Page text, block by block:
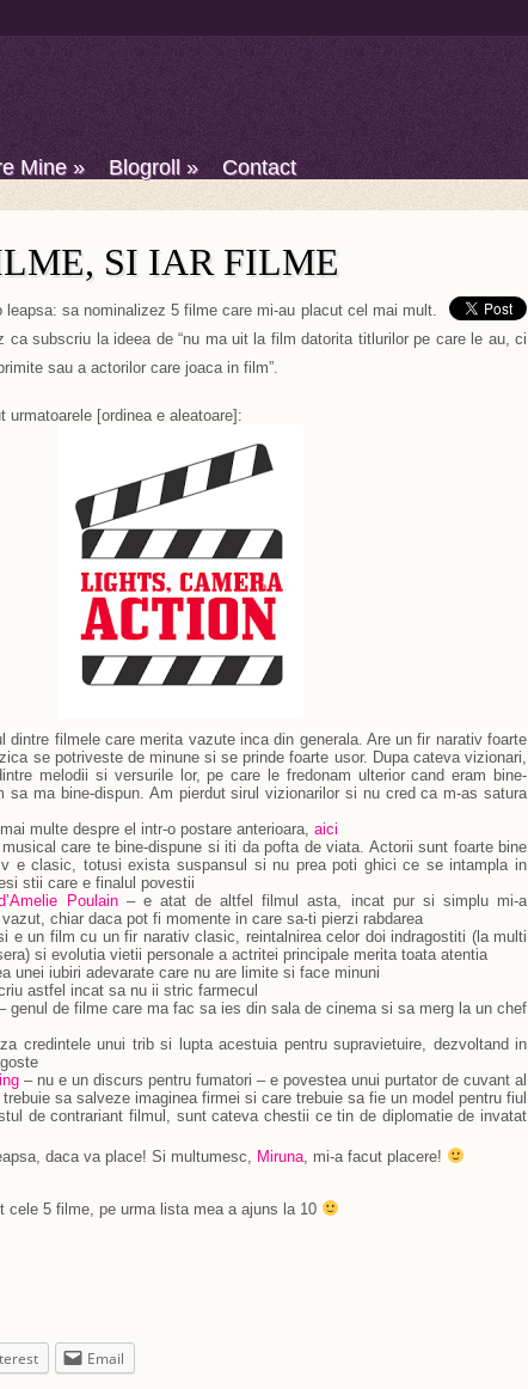
Mine» Blogroll » Contact
SI IAR FILME
sa nominalizez 5 filme care mi-au placut cel mai mult.
ca subscriu la ideea de “nu ma uit la film datorita titlurilor pe care le au, ci
sau a actorilor care joaca in film”.
urmatoarele [ordinea e aleatoare]:
dintre filmele care merita vazute inca din generala. Are un fir narativ foarte
se potriveste de minune si se prinde foarte usor. Dupa cateva vizionari,
melodii si versurile lor, pe care le fredonam ulterior cand eram bine-
sa ma bine-dispun. Am pierdut sirul vizionarilor si nu cred ca m-as satura
multe despre el intr-o postare anterioara, aici
care te bine-dispune si iti da pofta de viata. Actorii sunt foarte bine
e clasic, totusi exista suspansul si nu prea poti ghici ce se intampla in
stii care e finalul povestii
Poulain– e atat de altfel filmul asta, incat pur si simplu mi-a
chiar daca pot fi momente in care sa-ti pierzi rabdarea
e un film cu un fir narativ clasic, reintalnirea celor doi indragostiti (la multi
si evolutia vietii personale a actritei principale merita toata atentia
unei iubiri adevarate care nu are limite si face minuni
astfel incat sa nu ii stric farmecul
genul de filme care ma fac sa ies din sala de cinema si sa merg la un chef
credintele unui trib si lupta acestuia pentru supravietuire, dezvoltand in
– nu e un discurs pentru fumatori – e povestea unui purtator de cuvant al
sa salveze imaginea firmei si care trebuie sa fie un model pentru fiul
de contrariant filmul, sunt cateva chestii ce tin de diplomatie de invatat
daca va place! Si multumesc, Miruna, mi-a facut placere!
cele 5 filme, pe urma lista mea a ajuns la 10
Email